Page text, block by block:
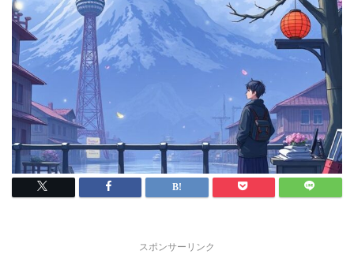
スポンサーリンク